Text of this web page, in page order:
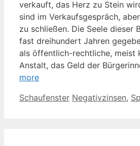
ver­kauft, das Herz zu Stein
sind im Ver­kaufs­ge­spräch,
zu schlie­ßen. Die See­le die­ser
fast drei­hun­dert Jah­ren
als öffen­t­­lich-rech­t­­li­che, meist
Anstalt, das Geld der
more
Kategorien
Schaufenster Schlagwörter
Negativzinsen,